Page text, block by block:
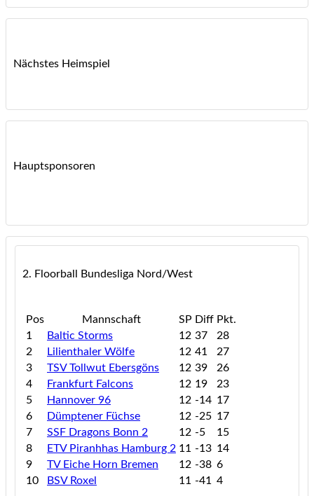
Nächstes Heimspiel
Hauptsponsoren
2. Floorball Bundesliga Nord/West
Pos Mannschaft SP Diff Pkt.
1
Baltic Storms 12 37
28
2
Lilienthaler Wölfe 12 41
27
3
TSV Tollwut Ebersgöns 12 39
26
4
Frankfurt Falcons 12 19
23
5
Hannover 96 12 -14 17
6
Dümptener Füchse 12 -25 17
7
SSF Dragons Bonn 2 12 -5
15
8
ETV Piranhhas Hamburg 2 11 -13 14
9
TV Eiche Horn Bremen 12 -38 6
10
BSV Roxel 11 -41 4